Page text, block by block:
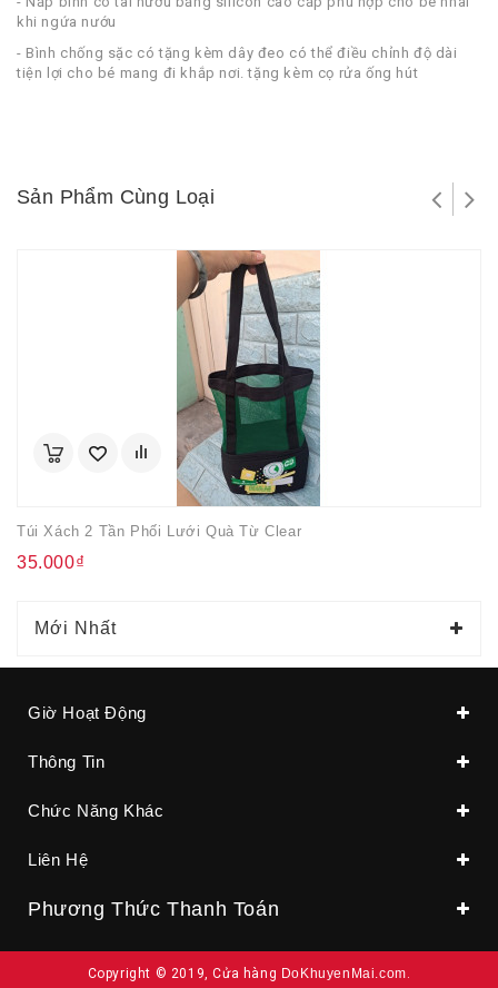
khi ngứa nướu
- Bình chống sặc có tặng kèm dây đeo có thể điều chỉnh độ dài
tiện lợi cho bé mang đi khắp nơi. tặng kèm cọ rửa ống hút
Sản Phẩm Cùng Loại
Túi Xách 2 Tần Phối Lưới Quà Từ Clear
35.000₫
Mới Nhất
Giờ Hoạt Động
Thông Tin
Chức Năng Khác
Liên Hệ
Phương Thức Thanh Toán
Copyright © 2019, Cửa hàng DoKhuyenMai.com